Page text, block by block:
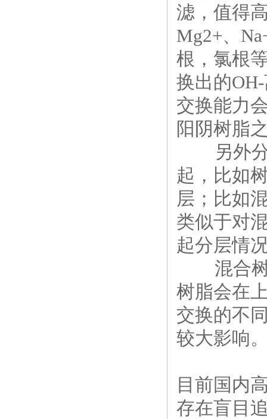
滤，值得
Mg2+、
根，氯根
换出的OH-
交换能力
阳阴树脂
另外
起，比如
层；比如
类似于对
起分层情
混合
树脂会在
交换的不
较大影响
目前国内
存在盲目